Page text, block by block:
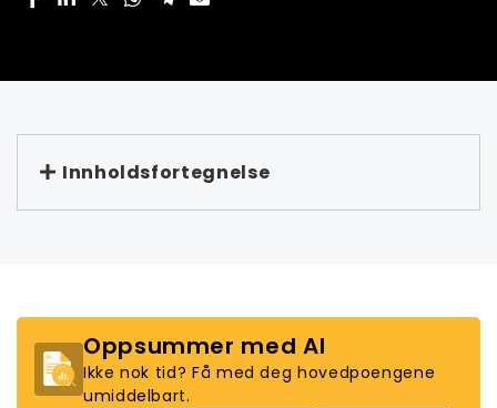
Innholdsfortegnelse
Oppsummer med AI
Ikke nok tid? Få med deg hovedpoengene
umiddelbart.